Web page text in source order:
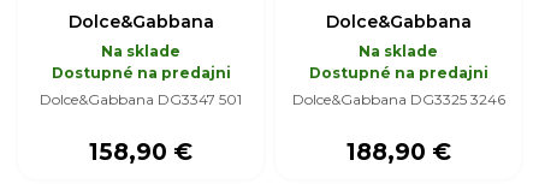
Dolce&Gabbana
Na sklade
Dostupné na predajni
Dolce&Gabbana DG3347 501
158,90 €
Dolce&Gabbana
Na sklade
Dostupné na predajni
Dolce&Gabbana DG3325 3246
188,90 €